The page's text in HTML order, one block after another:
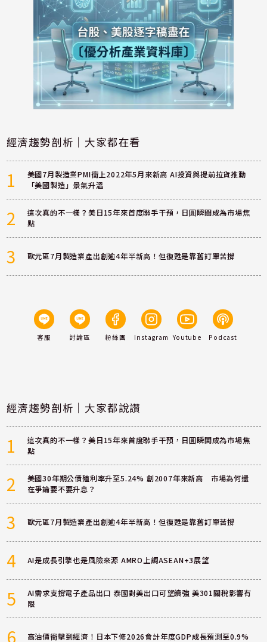
經濟趨勢剖析｜大家都在看
1
美國7月製造業PMI衝上2022年5月來新高 AI投資與提前拉貨推動
「美國製造」景氣升溫
2
這次真的不一樣？美日15年來首度聯手干預，日圓瞬間成為市場焦
點
3 歐元區7月製造業產出創逾4年半新高！但復甦是靠舊訂單苦撐
客服 討論區 粉絲團 Instagram Youtube Podcast
經濟趨勢剖析｜大家都說讚
1
這次真的不一樣？美日15年來首度聯手干預，日圓瞬間成為市場焦
點
2
美國30年期公債殖利率升至5.24% 創2007年來新高 市場為何還
在爭論要不要升息？
3 歐元區7月製造業產出創逾4年半新高！但復甦是靠舊訂單苦撐
4 AI是成長引擎也是風險來源 AMRO上調ASEAN+3展望
5
AI需求支撐電子產品出口 泰國對美出口可望續強 美301關稅影響有
限
6 高油價衝擊到經濟！日本下修2026會計年度GDP成長預測至0.9%